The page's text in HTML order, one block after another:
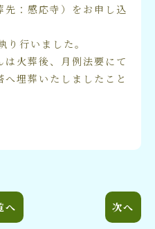
：感応寺）をお申し込
行いました。
火葬後、月例法要にて
埋葬いたしましたこと
へ 次へ